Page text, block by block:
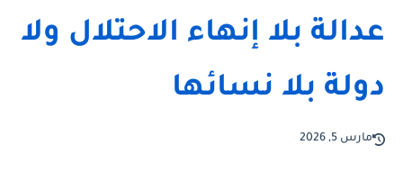
عدالة بلا إنهاء الاحتلال ولا
دولة بلا نسائها
مارس 5, 2026